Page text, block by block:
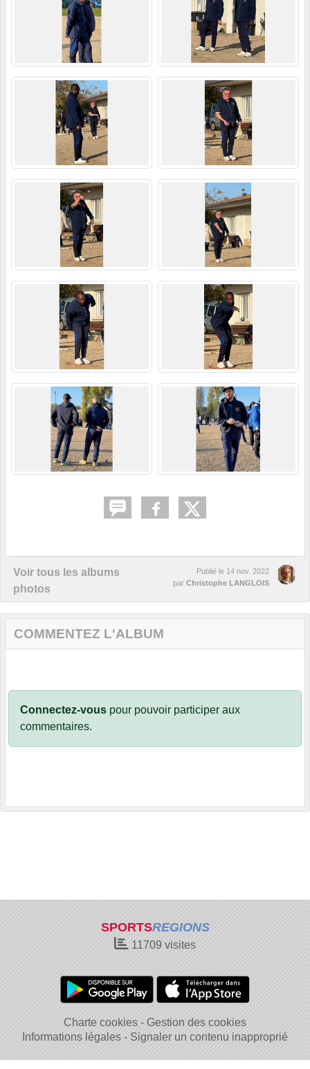
Voir tous les albums
photos
Publié le 14 nov. 2022
par Christophe LANGLOIS
COMMENTEZ L'ALBUM
Connectez-vous pour pouvoir participer aux
commentaires.
SPORTSREGIONS
11709 visites
Charte cookies
Gestion des cookies
Informations légales
Signaler un contenu inapproprié